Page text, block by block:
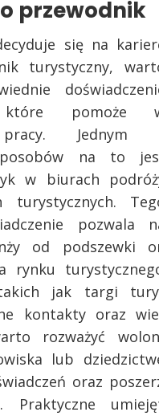
przewodnik
się na
turystyczny,
które pomoże
pracy. Jednym
na to
w biurach
turystycznych.
pozwala
od podszewki
rynku
jak targi
kontakty oraz
rozważyć
lub
oraz
Praktyczne